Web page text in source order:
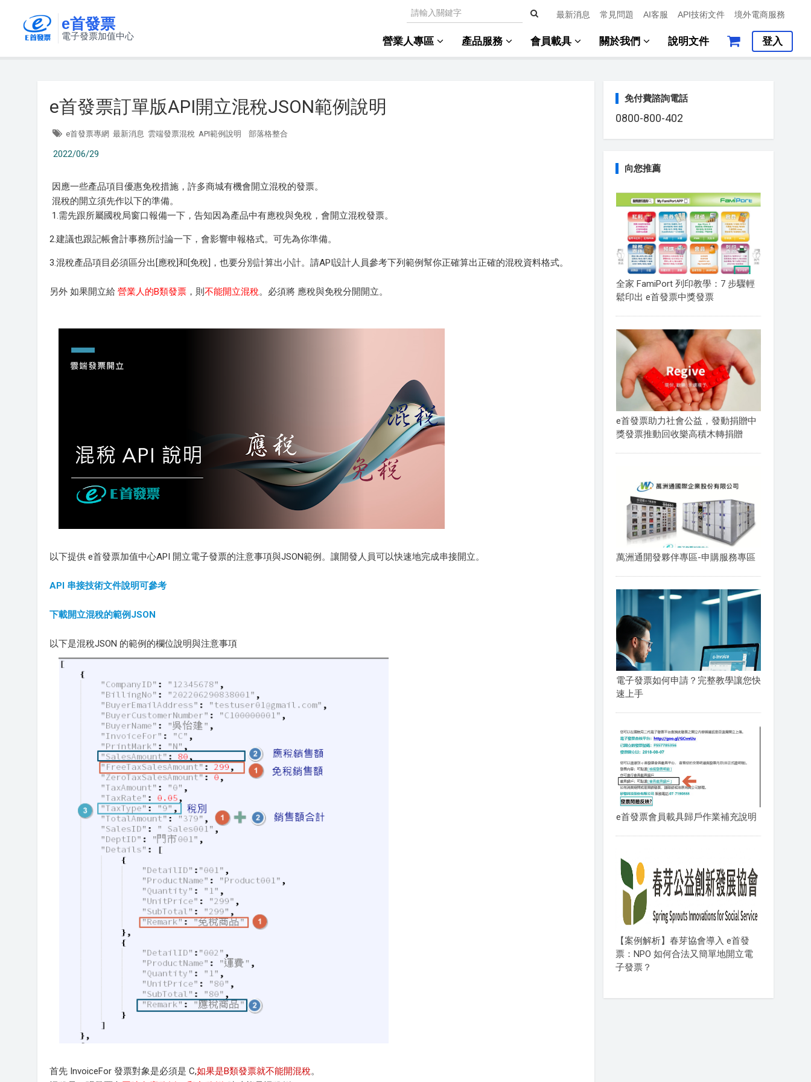
e首發票
電子發票加值中心
最新消息 常見問題 AI客服 API技術文件 境外電商服務
營業人專區 產品服務 會員載具 關於我們 說明文件 登入
e首發票訂單版API開立混稅JSON範例說明
e首發票專網 最新消息 雲端發票混稅 API範例說明 部落格整合
2022/06/29
因應一些產品項目優惠免稅措施，許多商城有機會開立混稅的發票。
混稅的開立須先作以下的準備。
1.需先跟所屬國稅局窗口報備一下，告知因為產品中有應稅與免稅，會開立混稅發票。
2.建議也跟記帳會計事務所討論一下，會影響申報格式。可先為你準備。
3.混稅產品項目必須區分出[應稅]和[免稅]，也要分別計算出小計。請API設計人員參考下列範例幫你正確算出正確的混稅資料格式。
另外 如果開立給 營業人的B類發票 ，則 不能開立混稅。必須將 應稅與免稅分開開立。
以下提供 e首發票加值中心API 開立電子發票的注意事項與JSON範例。讓開發人員可以快速地完成串接開立。
API 串接技術文件說明可參考
下載開立混稅的範例JSON
以下是混稅JSON 的範例的欄位說明與注意事項
首先 InvoiceFor 發票對象是必須是 C,如果是B類發票就不能開混稅。
免付費諮詢電話
0800-800-402
向您推薦
全家 FamiPort 列印教學：7 步驟輕
鬆印出 e首發票中獎發票
e首發票助力社會公益，發動捐贈中
獎發票推動回收樂高積木轉捐贈
萬洲通開發夥伴專區-申購服務專區
電子發票如何申請？完整教學讓您快
速上手
e首發票會員載具歸戶作業補充說明
【案例解析】春芽協會導入 e首發
票：NPO 如何合法又簡單地開立電
子發票？